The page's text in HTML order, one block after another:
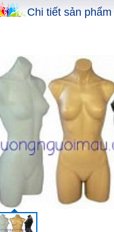
Chi tiết sản phẩm